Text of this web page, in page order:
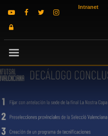
Intranet